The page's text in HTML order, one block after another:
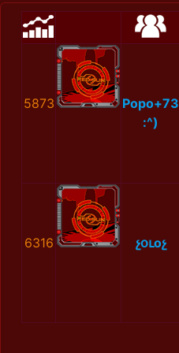
5873
Popo+73
:^)
6316 չօւоչ